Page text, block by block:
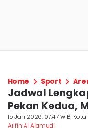
Home Sport
Jadwal
Pekan Kedua,
15 Jan 2026, 07:47 WIB Kota
Arifin Al Alamudi